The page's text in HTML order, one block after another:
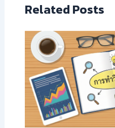
Related Posts